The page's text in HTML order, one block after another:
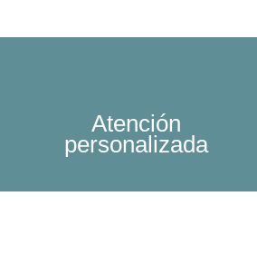
Atención
personalizada